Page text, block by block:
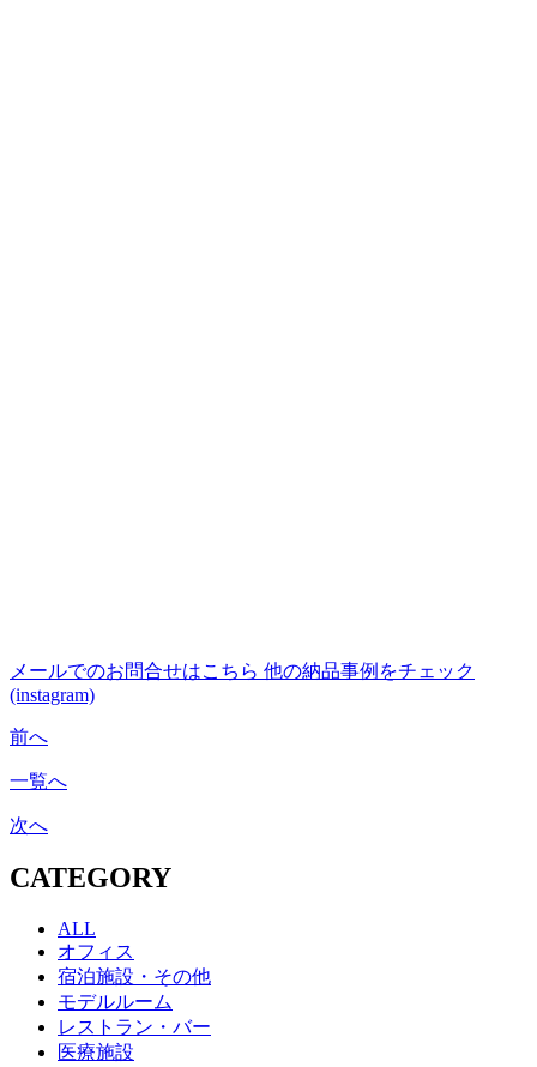
メールでのお問合せはこちら 他の納品事例をチェック
(instagram)
前へ
一覧へ
次へ
CATEGORY
ALL
オフィス
宿泊施設・その他
モデルルーム
レストラン・バー
医療施設